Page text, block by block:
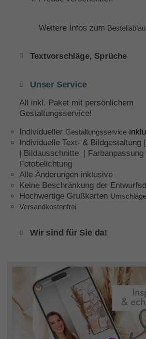
Weitere Infos zum
Textvorschläge, Sprüche
Unser Service
All inkl. Paket mit persönlichem
Gestaltungsservice!
Individueller Gestaltungsservice
Individuelle Text- & Bildgestaltung
| Bildausschnitte | Farbanpassung
Fotobelichtung
Alle Änderungen inklusive
Keine Beschränkung der
Hochwertige Grußkarten Umschläge
Versandkostenfrei
Wir sind für Sie da!